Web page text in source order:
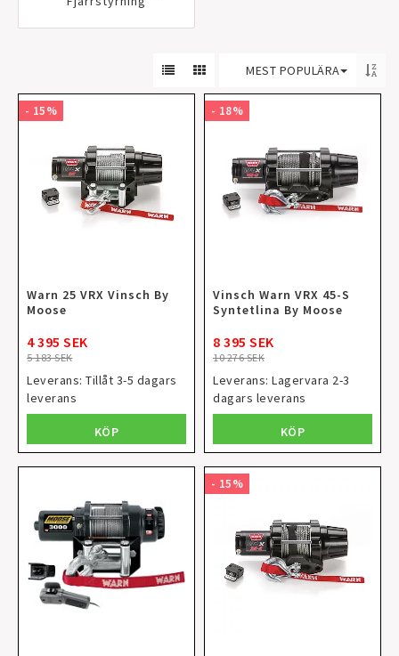
MEST POPULÄRA
- 15%
Warn 25 VRX Vinsch By
Moose
5 183 SEK
4 395 SEK
Leverans: Tillåt 3-5 dagars
leverans
KÖP
- 18%
Vinsch Warn VRX 45-S
Syntetlina By Moose
10 276 SEK
8 395 SEK
Leverans: Lagervara 2-3
dagars leverans
KÖP
- 15%